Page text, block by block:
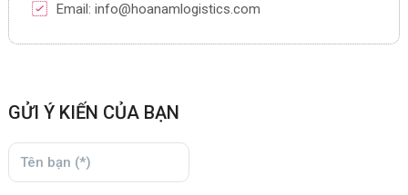
Email: info@hoanamlogistics.com
GỬI Ý KIẾN CỦA BẠN